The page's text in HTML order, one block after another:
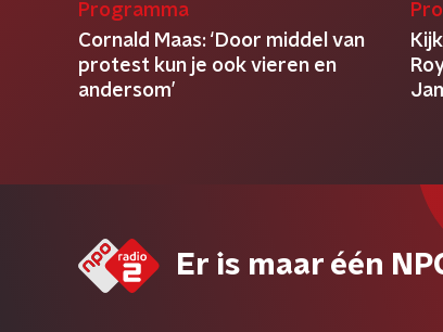
Programma
Cornald Maas: ‘Door middel van
protest kun je ook vieren en
andersom’
Er is maar één